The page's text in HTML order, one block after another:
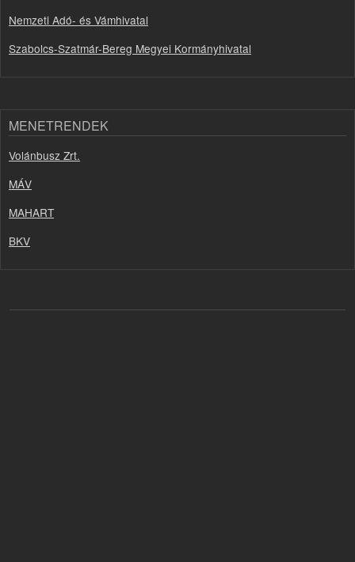
Nemzeti Adó- és Vámhivatal
Szabolcs-Szatmár-Bereg Megyei Kormányhivatal
MENETRENDEK
Volánbusz Zrt.
MÁV
MAHART
BKV